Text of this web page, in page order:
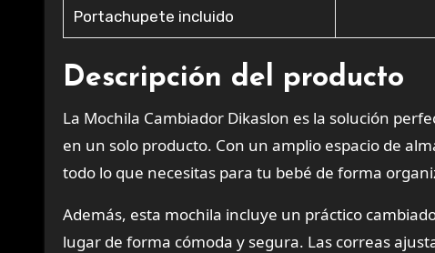
Portachupete incluido
Descripción del producto
La Mochila Cambiador Dikaslon es la solución
en un solo producto. Con un amplio espacio de
todo lo que necesitas para tu bebé de forma
Además, esta mochila incluye un práctico
lugar de forma cómoda y segura. Las correas